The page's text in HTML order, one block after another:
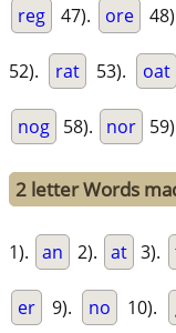
reg 47). ore
52). rat 53). oat
nog 58). nor
2 letter Words
1). an 2). at 3).
er 9). no 10).